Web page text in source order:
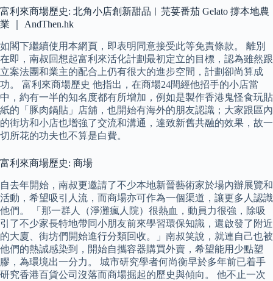
富利來商場歷史: 北角小店創新甜品︱芫荽番茄 Gelato 撐本地農
業 ｜ AndThen.hk
如閣下繼續使用本網頁，即表明同意接受此等免責條款。 離別
在即，南叔回想起富利來活化計劃最初定立的目標，認為雖然跟
立案法團和業主的配合上仍有很大的進步空間，計劃卻尚算成
功。 富利來商場歷史 他指出，在商場24間經他招手的小店當
中，約有一半的知名度都有所增加，例如是製作香港鬼怪食玩貼
紙的「豚肉鍋貼」店舖，也開始有海外的朋友認識；大家跟區內
的街坊和小店也增強了交流和溝通，達致新舊共融的效果，故一
切所花的功夫也不算是白費。
富利來商場歷史: 商場
自去年開始，南叔更邀請了不少本地新晉藝術家於場內辦展覽和
活動，希望吸引人流，而商場亦可作為一個渠道，讓更多人認識
他們。 「那一群人（淨灘瘋人院）很熱血，動員力很強，除吸
引了不少家長特地帶同小朋友前來學習環保知識，還啟發了附近
的大廈、街坊們開始進行分類回收。」南叔笑說，就連自己也被
他們的熱誠感染到，開始自攜容器購買外賣，希望能用少點塑
膠，為環境出一分力。 城市研究學者何尚衡早於多年前已着手
研究香港百貨公司沒落而商場掘起的歷史與傾向。 他不止一次